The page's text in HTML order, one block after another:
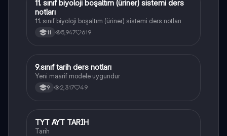
Biyoloji
11. sınıf biyoloji boşaltım (üriner) sistemi ders
notları
11. sınıf biyoloji boşaltım (üriner) sistemi ders notları
11 5,947 619
Tarih
9.sınıf tarih ders notları
Yeni maarif modele uygundur
9 2,317 49
Tarih
TYT AYT TARİH
Tarih